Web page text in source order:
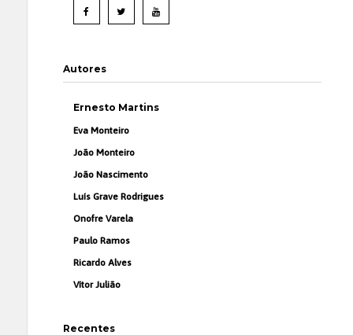
Autores
Ernesto Martins
Eva Monteiro
João Monteiro
João Nascimento
Luís Grave Rodrigues
Onofre Varela
Paulo Ramos
Ricardo Alves
Vítor Julião
Recentes